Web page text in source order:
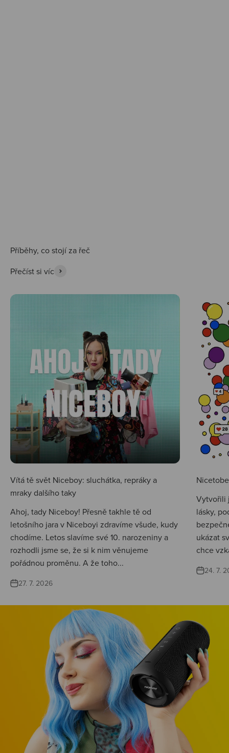
Přečíst si víc
Vítá tě svět Niceboy: sluchátka, repráky a
mraky dalšího taky
Ahoj, tady Niceboy! Přesně takhle tě od
letošního jara v Niceboyi zdravíme všude, kudy
chodíme. Letos slavíme své 10. narozeniny a
rozhodli jsme se, že si k nim věnujeme
pořádnou proměnu. A že toho...
27. 7. 2026
Vytvořili
lásky,
ukázat
chce
24. 7.